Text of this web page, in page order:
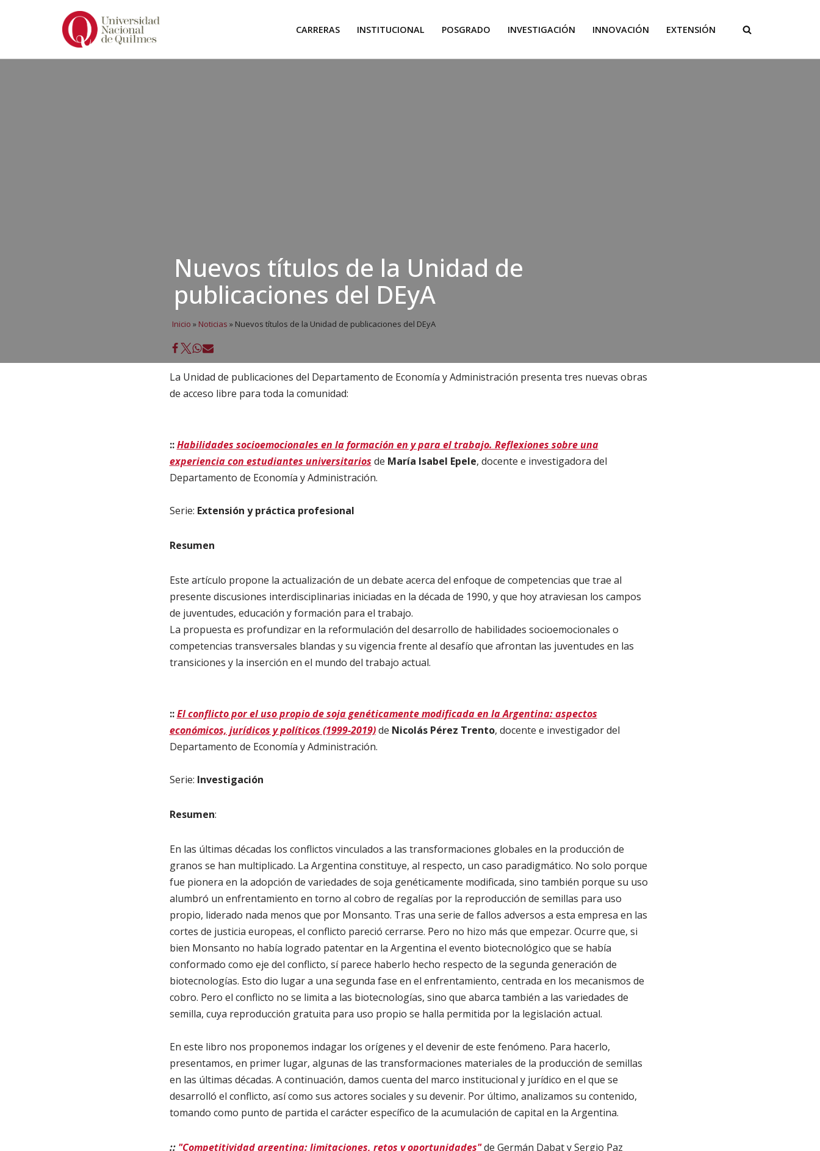
CARRERAS INSTITUCIONAL POSGRADO INVESTIGACIÓN INNOVACIÓN EXTENSIÓN
Nuevos títulos de la Unidad de
publicaciones del DEyA
Inicio » Noticias » Nuevos títulos de la Unidad de publicaciones del DEyA
La Unidad de publicaciones del Departamento de Economía y Administración presenta tres nuevas obras
de acceso libre para toda la comunidad:
::Habilidades socioemocionales en la formación en y para el trabajo. Reflexiones sobre una
experiencia con estudiantes universitarios de María Isabel Epele, docente e investigadora del
Departamento de Economía y Administración.
Serie: Extensión y práctica profesional
Resumen
Este artículo propone la actualización de un debate acerca del enfoque de competencias que trae al
presente discusiones interdisciplinarias iniciadas en la década de 1990, y que hoy atraviesan los campos
de juventudes, educación y formación para el trabajo.
La propuesta es profundizar en la reformulación del desarrollo de habilidades socioemocionales o
competencias transversales blandas y su vigencia frente al desafío que afrontan las juventudes en las
transiciones y la inserción en el mundo del trabajo actual.
:: El conflicto por el uso propio de soja genéticamente modificada en la Argentina: aspectos
económicos, jurídicos y políticos (1999-2019) de Nicolás Pérez Trento, docente e investigador del
Departamento de Economía y Administración.
Serie: Investigación
Resumen:
En las últimas décadas los conflictos vinculados a las transformaciones globales en la producción de
granos se han multiplicado. La Argentina constituye, al respecto, un caso paradigmático. No solo porque
fue pionera en la adopción de variedades de soja genéticamente modificada, sino también porque su uso
alumbró un enfrentamiento en torno al cobro de regalías por la reproducción de semillas para uso
propio, liderado nada menos que por Monsanto. Tras una serie de fallos adversos a esta empresa en las
cortes de justicia europeas, el conflicto pareció cerrarse. Pero no hizo más que empezar. Ocurre que, si
bien Monsanto no había logrado patentar en la Argentina el evento biotecnológico que se había
conformado como eje del conflicto, sí parece haberlo hecho respecto de la segunda generación de
biotecnologías. Esto dio lugar a una segunda fase en el enfrentamiento, centrada en los mecanismos de
cobro. Pero el conflicto no se limita a las biotecnologías, sino que abarca también a las variedades de
semilla, cuya reproducción gratuita para uso propio se halla permitida por la legislación actual.
En este libro nos proponemos indagar los orígenes y el devenir de este fenómeno. Para hacerlo,
presentamos, en primer lugar, algunas de las transformaciones materiales de la producción de semillas
en las últimas décadas. A continuación, damos cuenta del marco institucional y jurídico en el que se
desarrolló el conflicto, así como sus actores sociales y su devenir. Por último, analizamos su contenido,
tomando como punto de partida el carácter específico de la acumulación de capital en la Argentina.
:: "Competitividad argentina: limitaciones, retos y oportunidades"de Germán Dabat y Sergio Paz